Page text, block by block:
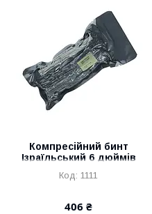
Компресійний бинт
Ізраїльський 6 дюймів
1111
406 ₴